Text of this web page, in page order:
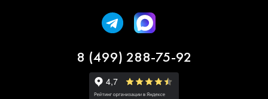
8 (499) 288-75-92